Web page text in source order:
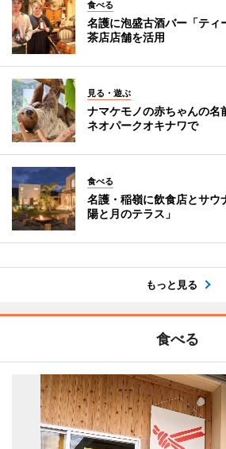
食べる
名護に泡盛古酒バー「テ
茶店店舗を活用
見る・遊ぶ
ナマケモノの赤ちゃんの
ネオパークオキナワで
食べる
名護・稲嶺に飲食店とサウ
陽と月のテラス」
もっと見る
食べる